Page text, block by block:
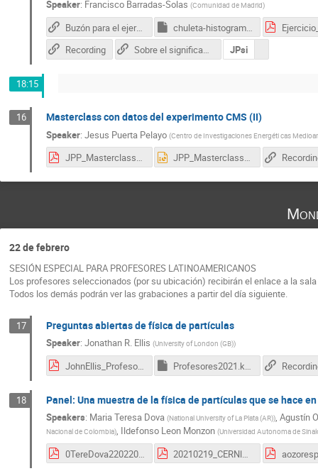
Speaker: Francisco Barradas-Solas (Comunidad de Madrid)
Buzón para el ejercicio J/Psi
chuleta-histogramas-de-masa.R
Recording
Sobre el significado teórico de la J/Psi (Álvaro de Rújula sobre la teoría de los quarks) JPsi
18:15
16 Masterclass con datos del experimento CMS (II)
Speaker: Jesus Puerta Pelayo (Centro de Investigaciones Energéti cas
JPP_MasterclassSTP 2021 DiscusiónResultados.pdf JPP_MasterclassSTP 2021 DiscusiónResultados.pptx
22 de febrero
SESIÓN ESPECIAL PARA PROFESORES LATINOAMERICANOS
Los profesores seleccionados (por su ubicación) recibirán el enlace a la
Todos los demás podrán ver las grabaciones a partir del día siguiente.
17 Preguntas abiertas de física de partículas
Speaker: Jonathan R. Ellis (University of London (GB))
JohnEllis_Profesores2021.pdf Profesores2021.key
18 Panel: Una muestra de la física de partículas que se hace
Speakers: Maria Teresa Dova (National University of La Plata (AR)), Agustín
Nacional de Colombia), Ildefonso Leon Monzon (Universidad Autonoma de
0TereDova22022021.pdf 20210219_CERNlatinoamericaParaProfesores_PEDRAZAIsabel.pdf